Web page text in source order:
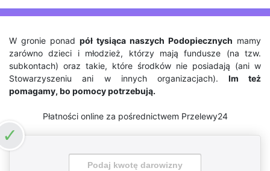
W gronie ponad pół tysiąca naszych Podopiecznych mamy
zarówno dzieci i młodzież, którzy mają fundusze (na tzw.
subkontach) oraz takie, które środków nie posiadają (ani w
Stowarzyszeniu ani w innych organizacjach). Im też
pomagamy, bo pomocy potrzebują.
Płatności online za pośrednictwem Przelewy24